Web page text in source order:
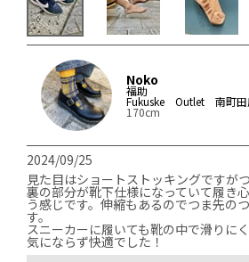
Noko
福助
Fukuske Outlet 南町田
170cm
2024/09/25
見た目はショートストッキングですが
裏の部分が靴下仕様になっていて履き
う感じです。伸縮もあるのでつま先の
す。
スニーカーに履いても靴の中で滑りに
気にならず快適でした！